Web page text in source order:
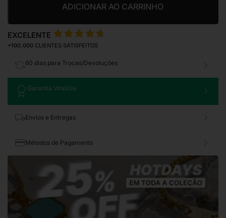
ADICIONAR AO CARRINHO
EXCELENTE
+100.000 CLIENTES SATISFEITOS
60 dias para Trocas/Devoluções
Garantia Vitalícia
Envios e Entregas
Métodos de Pagamento